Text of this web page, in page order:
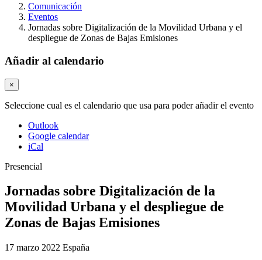
Comunicación
Eventos
Jornadas sobre Digitalización de la Movilidad Urbana y el
despliegue de Zonas de Bajas Emisiones
Añadir al calendario
×
Seleccione cual es el calendario que usa para poder añadir el evento
Outlook
Google calendar
iCal
Presencial
Jornadas sobre Digitalización de la
Movilidad Urbana y el despliegue de
Zonas de Bajas Emisiones
17 marzo 2022 España